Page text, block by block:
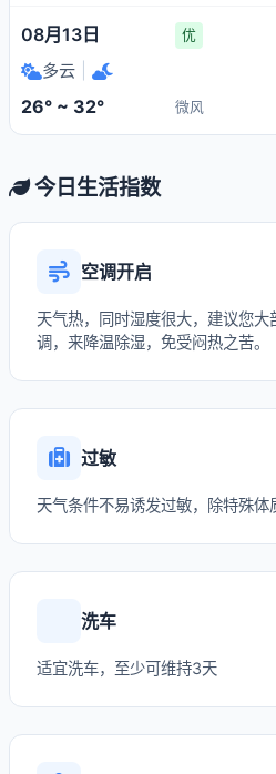
08月13日 优
多云
26° ~ 32° 微风
今日生活指数
空调开启
天气热，同时湿度很大，建议您
调，来降温除湿，免受闷热之苦。
过敏
天气条件不易诱发过敏，除特殊体
洗车
适宜洗车，至少可维持3天